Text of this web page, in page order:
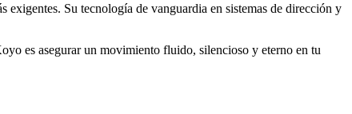
Su tecnología de vanguardia en sistemas de dirección y
es asegurar un movimiento fluido, silencioso y eterno en tu